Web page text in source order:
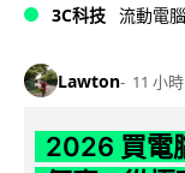
3C科技 流動電腦
Lawton 11 小時
2026 買電